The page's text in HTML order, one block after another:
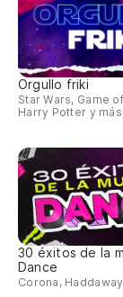
Orgullo friki
Star Wars, Game
Harry Potter y más
30 éxitos de la
Dance
Corona,